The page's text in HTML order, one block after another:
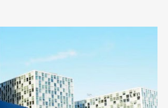
διαφορές – Ανακοπές Εκτέλεσης)
την έλλειψη αποδεικτικής
εκτελεστού που κοινοποιήθηκε
ξεκινήσει η διαδικασία της
εξ απογράφου εκτελεστού